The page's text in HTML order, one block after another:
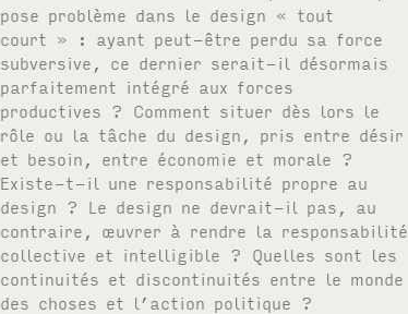
pose problème dans le design « tout
court » : ayant peut-être perdu sa force
subversive, ce dernier serait-il désormais
parfaitement intégré aux forces
productives ? Comment situer dès lors le
rôle ou la tâche du design, pris entre désir
et besoin, entre économie et morale ?
Existe-t-il une responsabilité propre au
design ? Le design ne devrait-il pas, au
contraire, œuvrer à rendre la responsabilité
collective et intelligible ? Quelles sont les
continuités et discontinuités entre le monde
des choses et l’action politique ?